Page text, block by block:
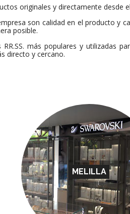
originales y directamente desde
son calidad en el producto y
posible.
RR.SS. más populares y utilizadas
directo y cercano.
MELILLA